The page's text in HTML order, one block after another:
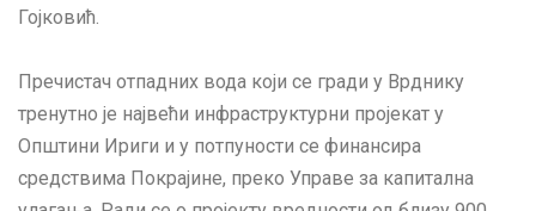
Гојковић.
Пречистач отпадних вода који се гради у Врднику
тренутно је највећи инфраструктурни пројекат у
Општини Ириги и у потпуности се финансира
средствима Покрајине, преко Управе за капитална